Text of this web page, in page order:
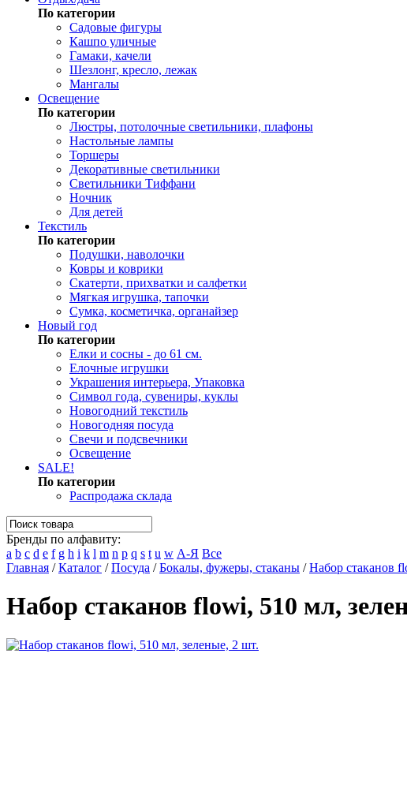
По категории
Садовые фигуры
Кашпо уличные
Гамаки, качели
Шезлонг, кресло, лежак
Мангалы
Освещение
По категории
Люстры, потолочные светильники, плафоны
Настольные лампы
Торшеры
Декоративные светильники
Светильники Тиффани
Ночник
Для детей
Текстиль
По категории
Подушки, наволочки
Ковры и коврики
Скатерти, прихватки и салфетки
Мягкая игрушка, тапочки
Сумка, косметичка, органайзер
Новый год
По категории
Елки и сосны - до 61 см.
Елочные игрушки
Украшения интерьера, Упаковка
Символ года, сувениры, куклы
Новогодний текстиль
Новогодняя посуда
Свечи и подсвечники
Освещение
SALE!
По категории
Распродажа склада
Бренды по алфавиту:
a b c d e f g h i k l m n p q s t u w А-Я Все
Главная /Каталог /Посуда /Бокалы, фужеры, стаканы /Набор стаканов
Набор стаканов flowi, 510 мл,